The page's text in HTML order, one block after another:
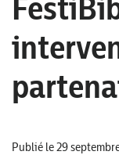
Agenda
Corporation
Publié le 29